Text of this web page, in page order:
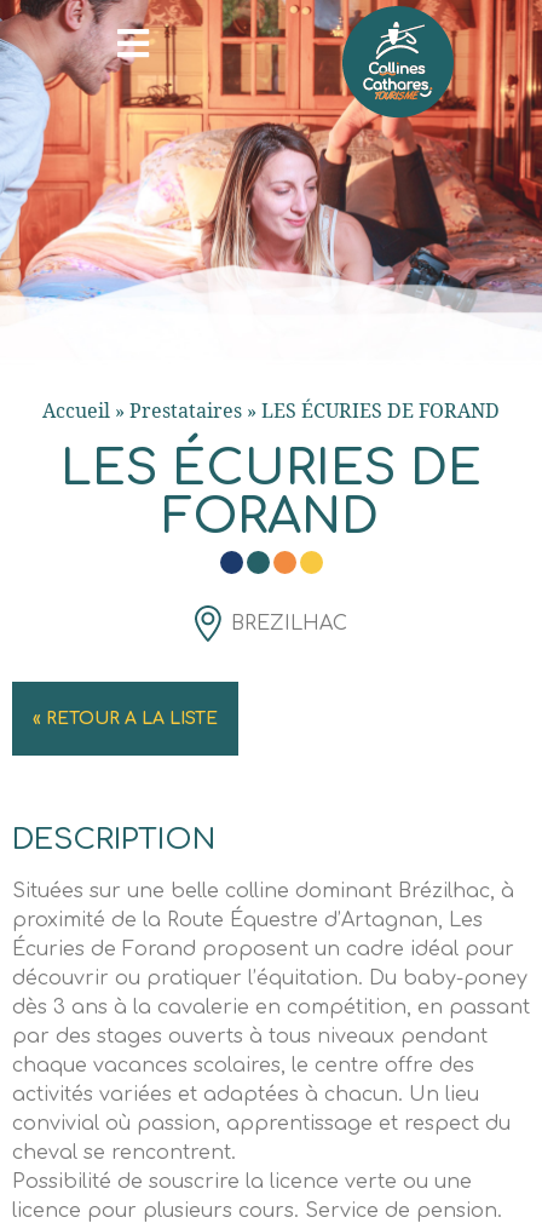
Accueil » Prestataires » LES ÉCURIES DE FORAND
LES ÉCURIES DE
FORAND
BREZILHAC
« RETOUR A LA LISTE
DESCRIPTION
Situées sur une belle colline dominant Brézilhac, à
proximité de la Route Équestre d’Artagnan, Les
Écuries de Forand proposent un cadre idéal pour
découvrir ou pratiquer l’équitation. Du baby-poney
dès 3 ans à la cavalerie en compétition, en passant
par des stages ouverts à tous niveaux pendant
chaque vacances scolaires, le centre offre des
activités variées et adaptées à chacun. Un lieu
convivial où passion, apprentissage et respect du
cheval se rencontrent.
Possibilité de souscrire la licence verte ou une
licence pour plusieurs cours. Service de pension.